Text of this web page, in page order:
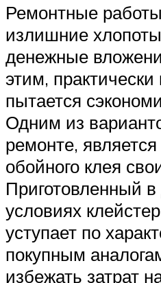
Ремонтные
излишние
денежные
этим,
пытается
Одним из
ремонте,
обойного клея
Приготовленный
условиях
уступает по
покупным
избежать затрат